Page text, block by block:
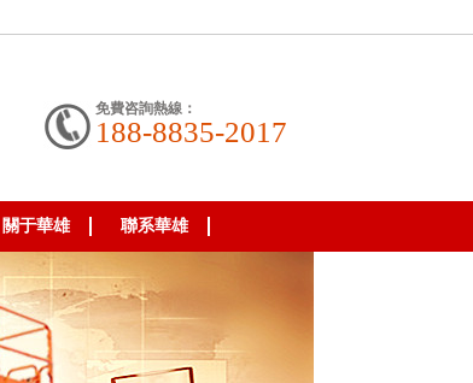
免費咨詢熱線：
188-8835-2017
關于華雄 聯系華雄